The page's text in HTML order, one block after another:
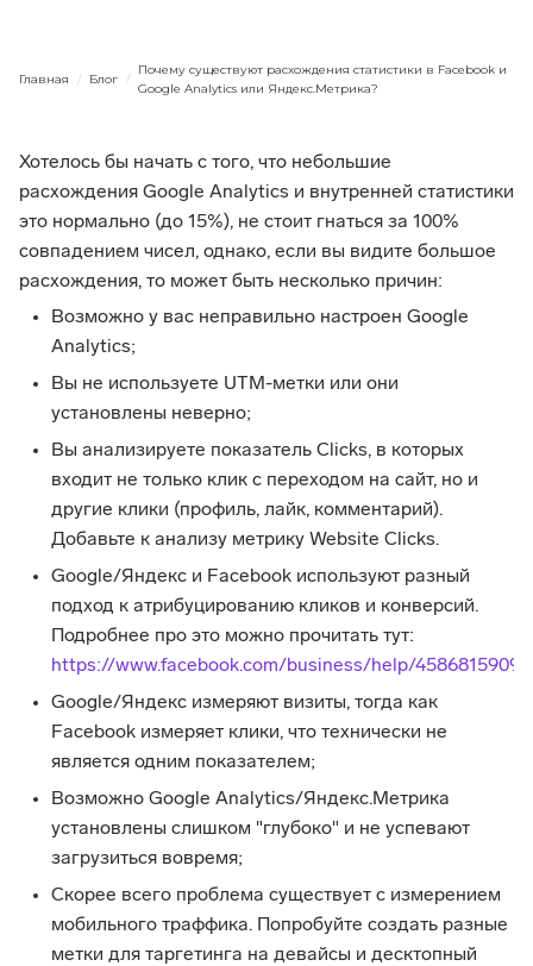
Главная / Блог /
Почему существуют расхождения статистики в Facebook и
Google Analytics или Яндекс.Метрика?
Хотелось бы начать с того, что небольшие
расхождения Google Analytics и внутренней статистики
это нормально (до 15%), не стоит гнаться за 100%
совпадением чисел, однако, если вы видите большое
расхождения, то может быть несколько причин:
Возможно у вас неправильно настроен Google
Analytics;
Вы не используете UTM-метки или они
установлены неверно;
Вы анализируете показатель Clicks, в которых
входит не только клик с переходом на сайт, но и
другие клики (профиль, лайк, комментарий).
Добавьте к анализу метрику Website Clicks.
Google/Яндекс и Facebook используют разный
подход к атрибуцированию кликов и конверсий.
Подробнее про это можно прочитать тут:
https://www.facebook.com/business/help/
Google/Яндекс измеряют визиты, тогда как
Facebook измеряет клики, что технически не
является одним показателем;
Возможно Google Analytics/Яндекс.Метрика
установлены слишком "глубоко" и не успевают
загрузиться вовремя;
Скорее всего проблема существует с измерением
мобильного траффика. Попробуйте создать разные
метки для таргетинга на девайсы и десктопный